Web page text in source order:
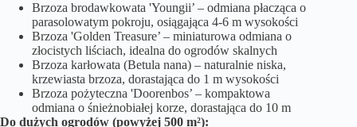
Brzoza brodawkowata 'Youngii’ – odmiana płacząca o
parasolowatym pokroju, osiągająca 4-6 m wysokości
Brzoza 'Golden Treasure’ – miniaturowa odmiana o
złocistych liściach, idealna do ogrodów skalnych
Brzoza karłowata (Betula nana) – naturalnie niska,
krzewiasta brzoza, dorastająca do 1 m wysokości
Brzoza pożyteczna 'Doorenbos’ – kompaktowa
odmiana o śnieżnobiałej korze, dorastająca do 10 m
Do dużych ogrodów (powyżej 500 m²):